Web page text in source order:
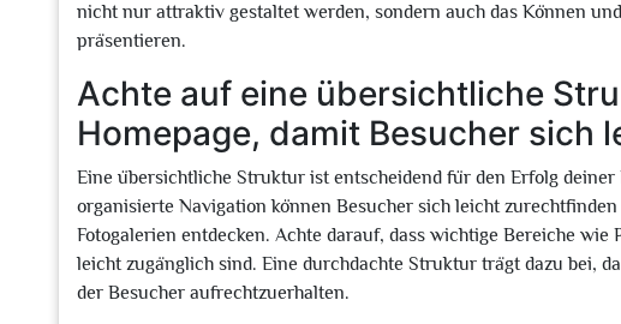
nicht nur attraktiv gestaltet werden, sondern auch das Können
präsentieren.
Achte auf eine übersichtliche
Homepage, damit Besucher sich
Eine übersichtliche Struktur ist entscheidend für den Erfolg
organisierte Navigation können Besucher sich leicht
Fotogalerien entdecken. Achte darauf, dass wichtige Bereiche
leicht zugänglich sind. Eine durchdachte Struktur trägt dazu bei,
der Besucher aufrechtzuerhalten.